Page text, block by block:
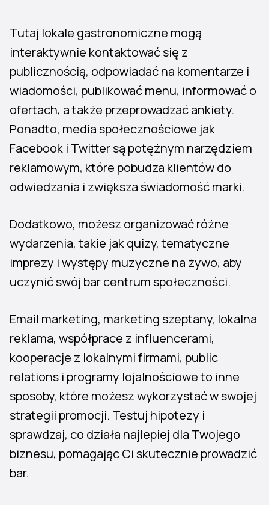
Tutaj lokale gastronomiczne mogą
interaktywnie kontaktować się z
publicznością, odpowiadać na komentarze i
wiadomości, publikować menu, informować o
ofertach, a także przeprowadzać ankiety.
Ponadto, media społecznościowe jak
Facebook i Twitter są potężnym narzędziem
reklamowym, które pobudza klientów do
odwiedzania i zwiększa świadomość marki.
Dodatkowo, możesz organizować różne
wydarzenia, takie jak quizy, tematyczne
imprezy i występy muzyczne na żywo, aby
uczynić swój bar centrum społeczności.
Email marketing, marketing szeptany, lokalna
reklama, współprace z influencerami,
kooperacje z lokalnymi firmami, public
relations i programy lojalnościowe to inne
sposoby, które możesz wykorzystać w swojej
strategii promocji. Testuj hipotezy i
sprawdzaj, co działa najlepiej dla Twojego
biznesu, pomagając Ci skutecznie prowadzić
bar.